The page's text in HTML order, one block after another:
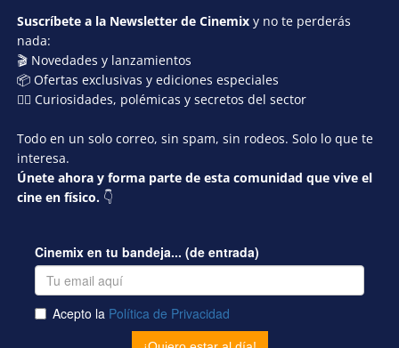
Suscríbete a la Newsletter de Cinemix y no te perderás
nada:
🎬 Novedades y lanzamientos
📦 Ofertas exclusivas y ediciones especiales
🕵️‍♂️ Curiosidades, polémicas y secretos del sector
Todo en un solo correo, sin spam, sin rodeos. Solo lo que te
interesa.
Únete ahora y forma parte de esta comunidad que vive el
cine en físico. 👇